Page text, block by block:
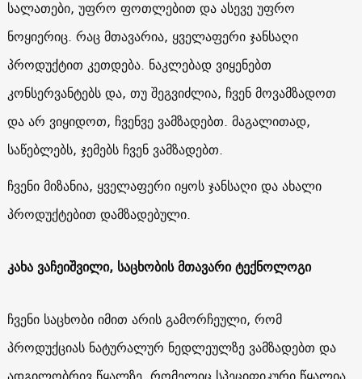
სალათები, უფრო ფოთლებით და ასევე უფრო
ნოყიერიც. რაც მთავარია, ყველაფერი ჯანსაღი
პროდუქტით კეთდება. ნაკლებად ვიყენებთ
კონსერვანტებს და, თუ შეგვიძლია, ჩვენ მოვამზადოთ
და არ ვიყიდოთ, ჩვენვე ვამზადებთ. მაგალითად,
საწებლებს, ჯემებს ჩვენ ვამზადებთ.
ჩვენი მიზანია, ყველაფერი იყოს ჯანსაღი და ახალი
პროდუქტებით დამზადებული.
კახა ვაჩეიშვილი, საცხობის მთავარი ტექნოლოგი
ჩვენი საცხობი იმით არის გამორჩეული, რომ
პროდუქციას ნატურალურ ნედლეულზე ვამზადებთ და